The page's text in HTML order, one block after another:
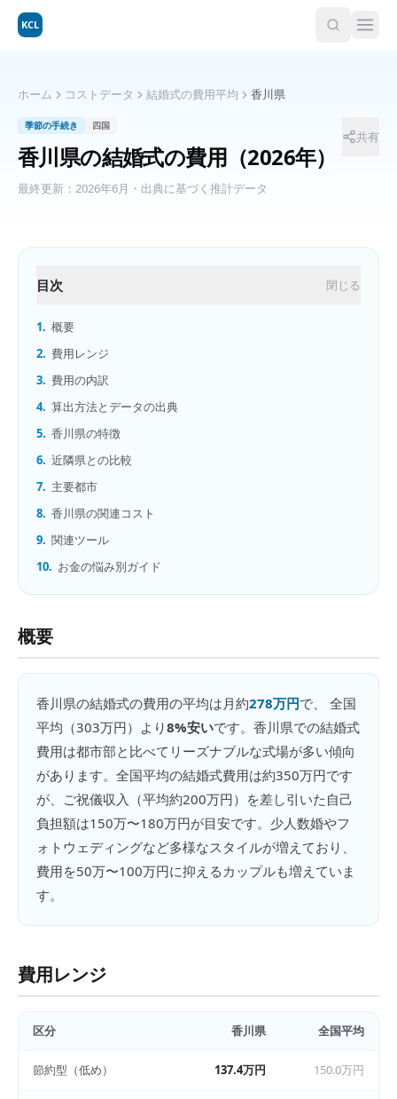
KCL
ホーム コストデータ 結婚式の費用平均 香川県
季節の手続き 四国
香川県の結婚式の費用 （2026年）
最終更新： 2026年6月 ・出典に基づく推計データ
共有
目次 閉じる
1. 概要
2. 費用レンジ
3. 費用の内訳
4. 算出方法とデータの出典
5. 香川県の特徴
6. 近隣県との比較
7. 主要都市
8. 香川県の関連コスト
9. 関連ツール
10. お金の悩み別ガイド
概要
香川県の結婚式の費用の平均は月約278万円で、 全国
平均（303万円）より8%安いです。 香川県での結婚式
費用は都市部と比べてリーズナブルな式場が多い傾向
があります。全国平均の結婚式費用は約350万円です
が、ご祝儀収入（平均約200万円）を差し引いた自己
負担額は150万〜180万円が目安です。少人数婚やフ
ォトウェディングなど多様なスタイルが増えており、
費用を50万〜100万円に抑えるカップルも増えていま
す。
費用レンジ
区分 香川県 全国平均
節約型（低め） 137.4万円 150.0万円